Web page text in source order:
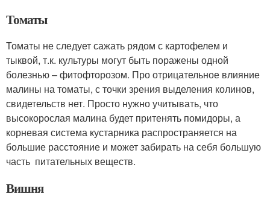
Томаты
Томаты не следует сажать рядом с картофелем и
тыквой, т.к. культуры могут быть поражены одной
болезнью – фитофторозом. Про отрицательное влияние
малины на томаты, с точки зрения выделения колинов,
свидетельств нет. Просто нужно учитывать, что
высокорослая малина будет притенять помидоры, а
корневая система кустарника распространяется на
большие расстояние и может забирать на себя большую
часть питательных веществ.
Вишня